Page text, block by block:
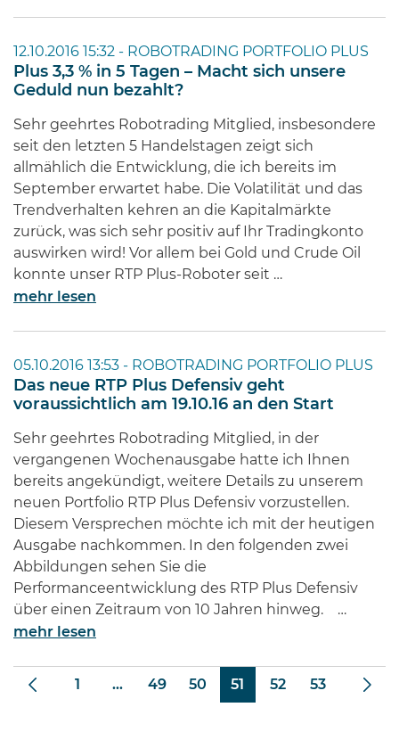
12.10.2016 15:32 - ROBOTRADING PORTFOLIO PLUS
Plus 3,3 % in 5 Tagen – Macht sich unsere
Geduld nun bezahlt?
Sehr geehrtes Robotrading Mitglied, insbesondere
seit den letzten 5 Handelstagen zeigt sich
allmählich die Entwicklung, die ich bereits im
September erwartet habe. Die Volatilität und das
Trendverhalten kehren an die Kapitalmärkte
zurück, was sich sehr positiv auf Ihr Tradingkonto
auswirken wird! Vor allem bei Gold und Crude Oil
konnte unser RTP Plus-Roboter seit …
mehr lesen
05.10.2016 13:53 - ROBOTRADING PORTFOLIO PLUS
Das neue RTP Plus Defensiv geht
voraussichtlich am 19.10.16 an den Start
Sehr geehrtes Robotrading Mitglied, in der
vergangenen Wochenausgabe hatte ich Ihnen
bereits angekündigt, weitere Details zu unserem
neuen Portfolio RTP Plus Defensiv vorzustellen.
Diesem Versprechen möchte ich mit der heutigen
Ausgabe nachkommen. In den folgenden zwei
Abbildungen sehen Sie die
Performanceentwicklung des RTP Plus Defensiv
über einen Zeitraum von 10 Jahren hinweg. …
mehr lesen
1 ... 49 50 51 52 53